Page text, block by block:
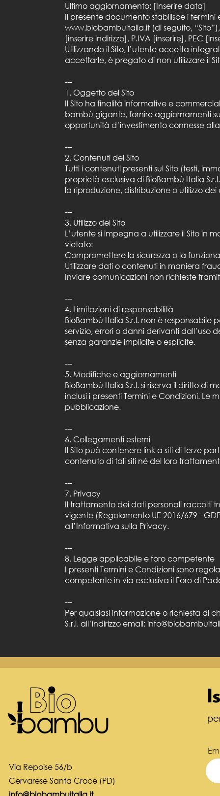
Ultimo aggiornamento: [Inserire data]
Il presente documento stabilisce i termini
www.biobambuitalia.it (di seguito,
[inserire indirizzo], P.IVA [inserire], PEC
Utilizzando il Sito, l’utente accetta
accettarle, è pregato di non utilizzare il
---
1. Oggetto del Sito
Il Sito ha finalità informative e
bambù gigante, fornire aggiornamenti
opportunità d’investimento connesse
---
2. Contenuti del Sito
Tutti i contenuti presenti sul Sito (testi,
proprietà esclusiva di BioBambù Italia
la riproduzione, distribuzione o utilizzo
---
3. Utilizzo del Sito
L’utente si impegna a utilizzare il Sito in
vietato:
Compromettere la sicurezza o la
Utilizzare dati o contenuti in maniera
Inviare comunicazioni non richieste
---
4. Limitazioni di responsabilità
BioBambù Italia S.r.l. non è
servizio, errori o danni derivanti dall’uso
senza garanzie implicite o esplicite.
---
5. Modifiche e aggiornamenti
BioBambù Italia S.r.l. si riserva il diritto di
inclusi i presenti Termini e Condizioni.
pubblicazione.
---
6. Collegamenti esterni
Il Sito può contenere link a siti di terze
contenuto di tali siti né del loro
---
7. Privacy
Il trattamento dei dati personali raccolti
vigente (Regolamento UE 2016/679 -
all’Informativa sulla Privacy.
---
8. Legge applicabile e foro competente
I presenti Termini e Condizioni sono
competente in via esclusiva il Foro di
---
Per qualsiasi informazione o richiesta di
S.r.l. all’indirizzo email:
Via Repoise 56/b
Cervarese Santa Croce (PD)